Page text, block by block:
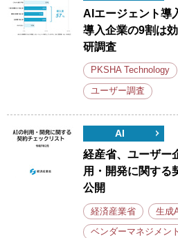
AIエージェント導
導入企業の9割は
研調査
PKSHA Technology
ユーザー調査
AI
経産省、ユーザー
用・開発に関する
公開
経済産業省 生成
ベンダーマネジメント